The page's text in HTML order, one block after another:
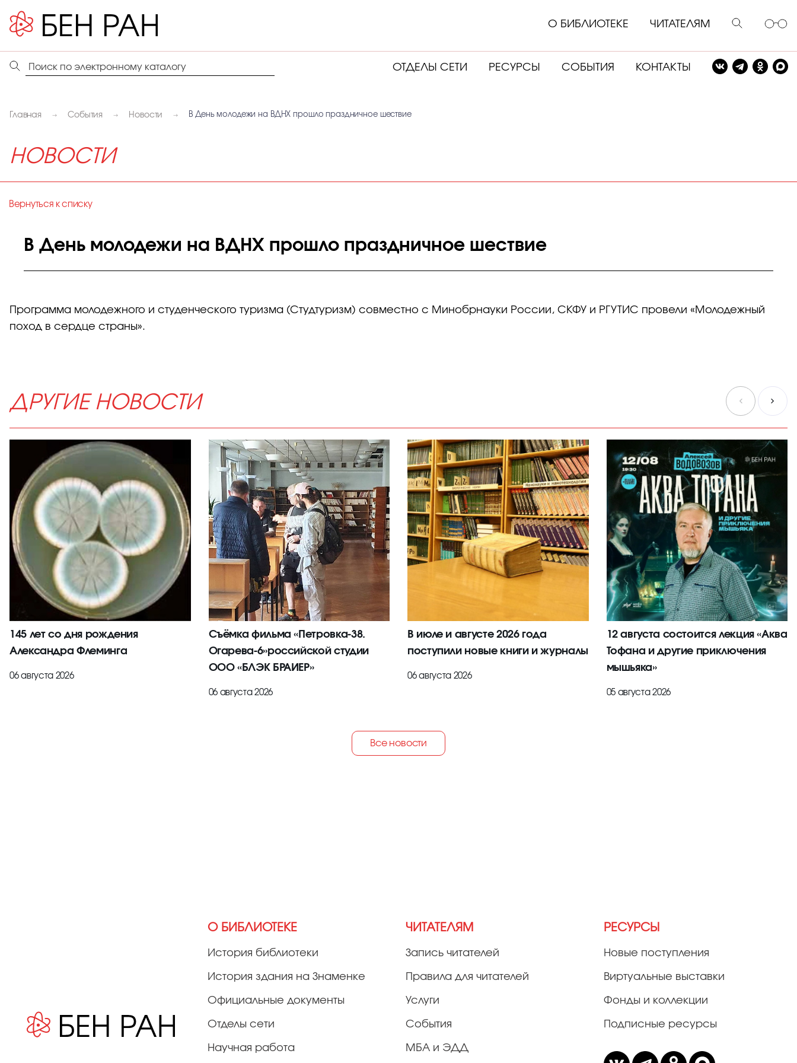
О БИБЛИОТЕКЕ ЧИТАТЕЛЯМ
ОТДЕЛЫ СЕТИ РЕСУРСЫ СОБЫТИЯ КОНТАКТЫ
Главная События Новости В День молодежи на ВДНХ прошло праздничное шествие
НОВОСТИ
Вернуться к списку
В День молодежи на ВДНХ прошло праздничное шествие
Программа молодежного и студенческого туризма (Студтуризм) совместно с Минобрнауки России, СКФУ и РГУТИС провели «Молодежный
поход в сердце страны».
ДРУГИЕ НОВОСТИ
145 лет со дня рождения
Александра Флеминга
06 августа 2026
Съёмка фильма «Петровка-38.
Огарева-6»российской студии
ООО «БЛЭК БРАИЕР»
06 августа 2026
В июле и августе 2026 года
поступили новые книги и журналы
06 августа 2026
12 августа состоится лекция «Аква
Тофана и другие приключения
мышьяка»
05 августа 2026
Все новости
О БИБЛИОТЕКЕ
История библиотеки
История здания на Знаменке
Официальные документы
Отделы сети
Научная работа
ЧИТАТЕЛЯМ
Запись читателей
Правила для читателей
Услуги
События
МБА и ЭДД
РЕСУРСЫ
Новые поступления
Виртуальные выставки
Фонды и коллекции
Подписные ресурсы